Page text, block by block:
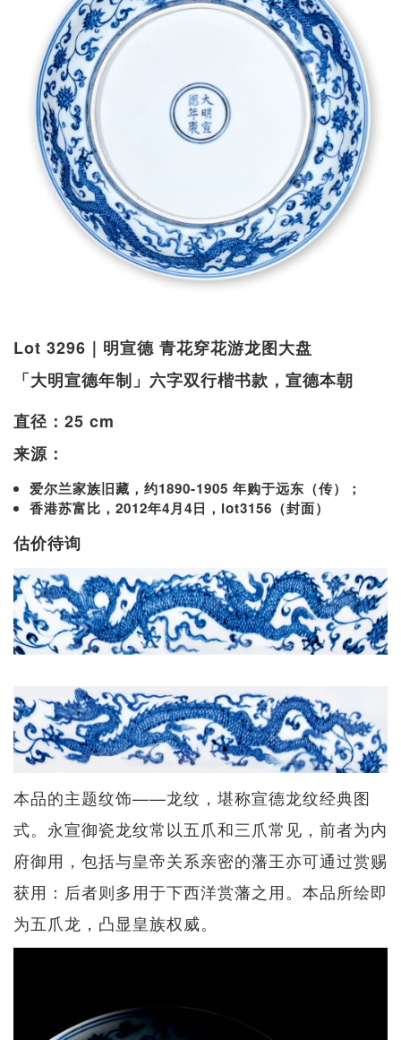
Lot 3296｜明宣德 青花穿花游龙图大盘
「大明宣德年制」六字双行楷书款，宣德本朝
直径：25 cm
来源：
爱尔兰家族旧藏，约1890-1905 年购于远东（传）；
香港苏富比，2012年4月4日，lot3156（封面）
估价待询
本品的主题纹饰——龙纹，堪称宣德龙纹经典图
式。永宣御瓷龙纹常以五爪和三爪常见，前者为内
府御用，包括与皇帝关系亲密的藩王亦可通过赏赐
获用：后者则多用于下西洋赏藩之用。本品所绘即
为五爪龙，凸显皇族权威。